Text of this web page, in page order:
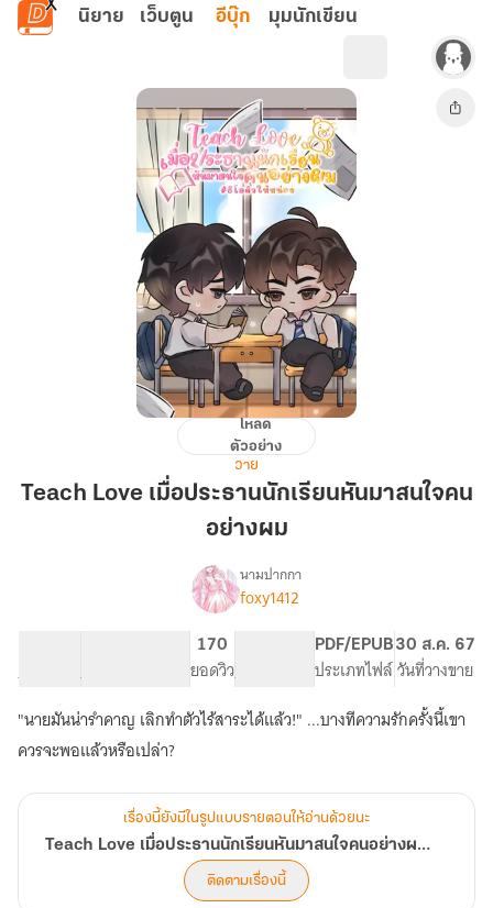
ข้ามไปยังเนื้อหาหลัก
นิยาย เว็บตูน อีบุ๊ก มุมนักเขียน
Teach
เมื่อ
โหลด
ตัวอย่าง
วาย
Teach Love เมื่อประธานนักเรียนหันมาสนใจคน
อย่างผม
เรื่องTeach
หัน
มา
อย่าง
ผม
#ธี
โอ
ติว
นามปากกา
foxy1412
จำนวนคำ จำนวนหน้า (A5)
170
ยอดวิวระดับเนื้อหา
PDF/EPUB
ประเภทไฟล์
30 ส.ค. 67
วันที่วางขาย
"นายมันน่ารำคาญ เลิกทำตัวไร้สาระได้แล้ว!" ...บางทีความรักครั้งนี้เขา
ควรจะพอแล้วหรือเปล่า?
เรื่องนี้ยังมีในรูปแบบรายตอนให้อ่านด้วยนะ
Teach Love เมื่อประธานนักเรียนหันมาสนใจคนอย่างผม #ธีโอติวให้หน่อย
ติดตามเรื่องนี้